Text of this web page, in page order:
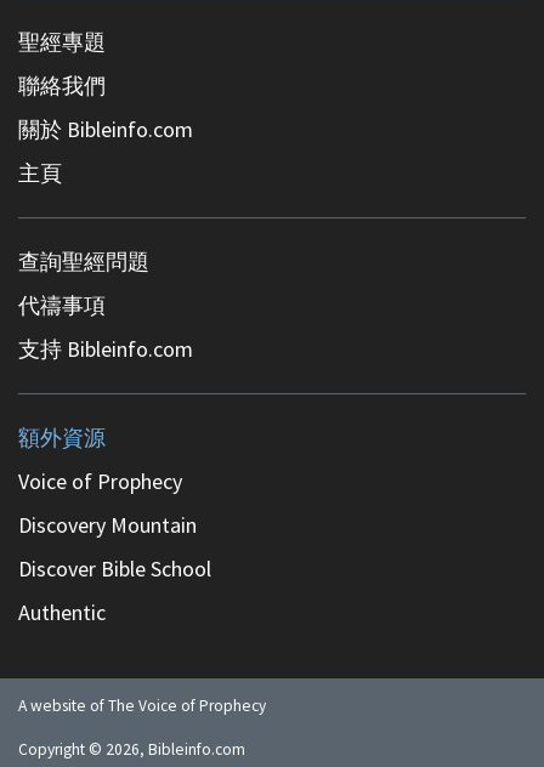
聖經專題
聯絡我們
關於 Bibleinfo.com
主頁
查詢聖經問題
代禱事項
支持 Bibleinfo.com
額外資源
Voice of Prophecy
Discovery Mountain
Discover Bible School
Authentic
A website of The Voice of Prophecy
Copyright © 2026, Bibleinfo.com